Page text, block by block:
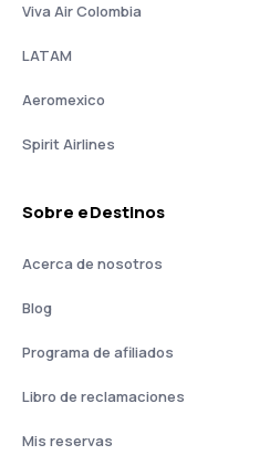
Viva Air Colombia
LATAM
Aeromexico
Spirit Airlines
Sobre eDestinos
Acerca de nosotros
Blog
Programa de afiliados
Libro de reclamaciones
Mis reservas